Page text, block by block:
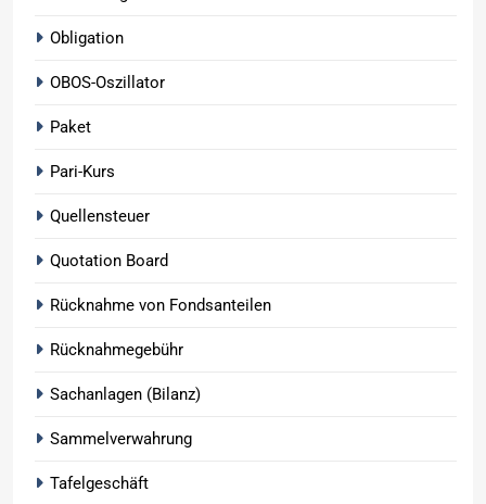
Obligation
OBOS-Oszillator
Paket
Pari-Kurs
Quellensteuer
Quotation Board
Rücknahme von Fondsanteilen
Rücknahmegebühr
Sachanlagen (Bilanz)
Sammelverwahrung
Tafelgeschäft